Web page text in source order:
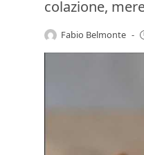
colazione,
Fabio Belmonte -